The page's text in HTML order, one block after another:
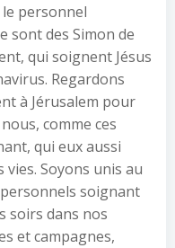
personnel
sont des Simon de
qui soignent Jésus
Regardons
à Jérusalem pour
comme ces
qui eux aussi
Soyons unis au
soignant
soirs dans nos
et campagnes,